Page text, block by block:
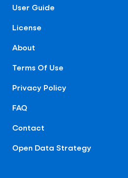
User Guide
License
About
Terms Of Use
Privacy Policy
FAQ
Contact
Open Data Strategy